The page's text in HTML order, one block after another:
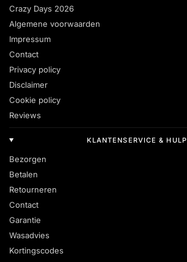
Crazy Days 2026
Algemene voorwaarden
Impressum
Contact
Privacy policy
Disclaimer
Cookie policy
Reviews
KLANTENSERVICE & HULP
Bezorgen
Betalen
Retourneren
Contact
Garantie
Wasadvies
Kortingscodes